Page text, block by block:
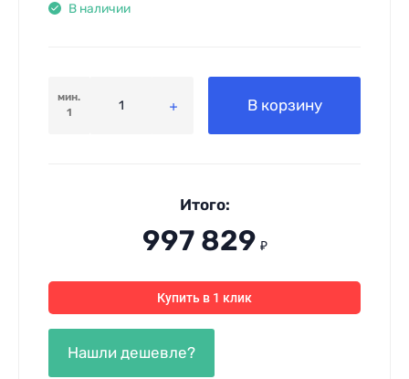
В наличии
мин.
1
В корзину
Итого:
997 829 ₽
Купить в 1 клик